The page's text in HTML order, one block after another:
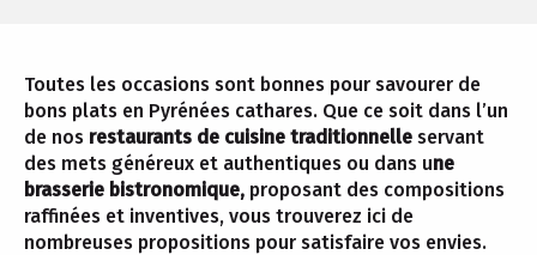
Toutes les occasions sont bonnes pour savourer de
bons plats en Pyrénées cathares. Que ce soit dans l’un
de nos restaurants de cuisine traditionnelle servant
des mets généreux et authentiques ou dans une
brasserie bistronomique, proposant des compositions
raffinées et inventives, vous trouverez ici de
nombreuses propositions pour satisfaire vos envies.